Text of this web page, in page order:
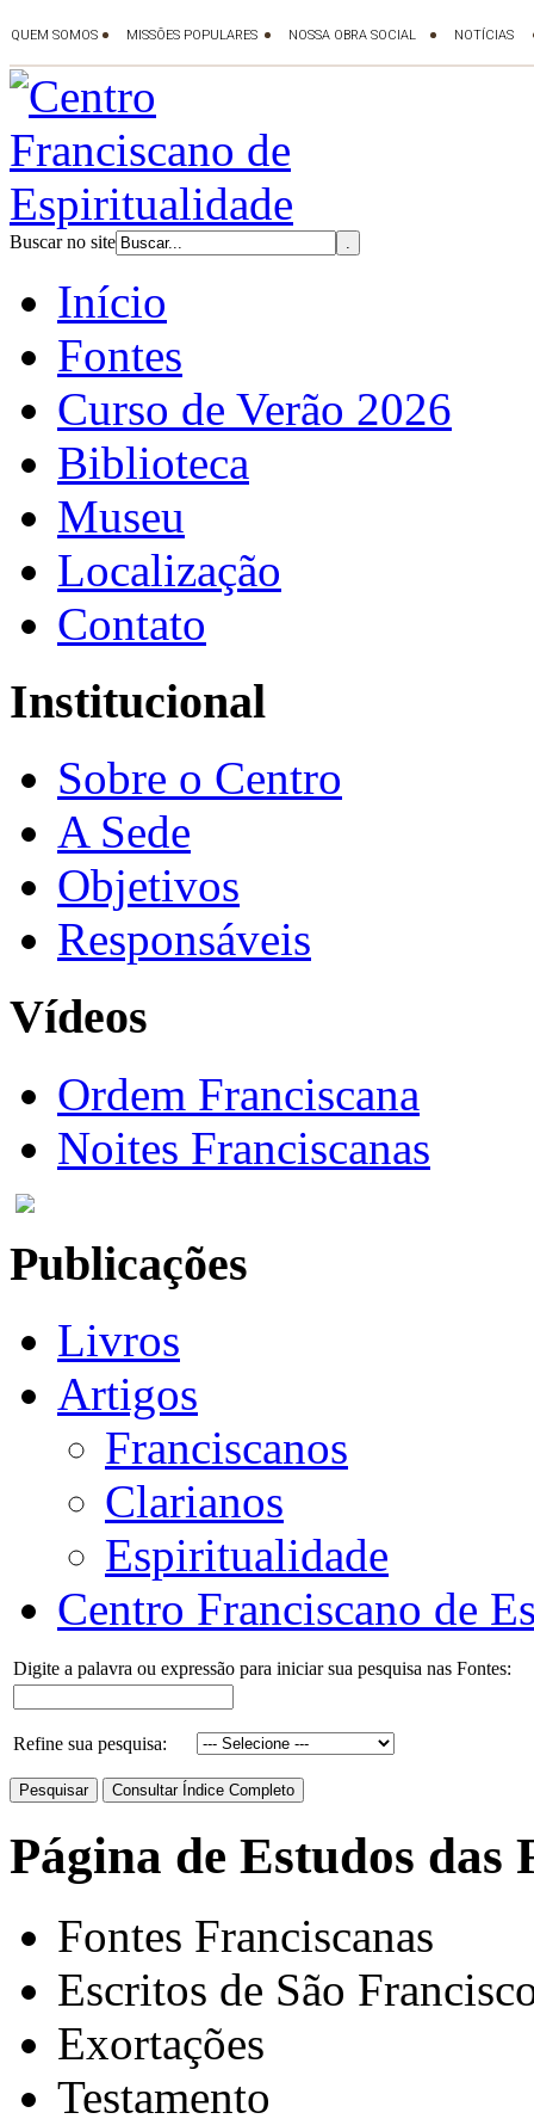
Buscar no site
Início
Fontes
Curso de Verão 2026
Biblioteca
Museu
Localização
Contato
Institucional
Sobre o Centro
A Sede
Objetivos
Responsáveis
Vídeos
Ordem Franciscana
Noites Franciscanas
Publicações
Livros
Artigos
Franciscanos
Clarianos
Espiritualidade
Centro Franciscano de
Digite a palavra ou expressão para iniciar sua pesquisa nas Fontes:
Refine sua pesquisa:
Página de Estudos das
Fontes Franciscanas
Escritos de São
Exortações
Testamento